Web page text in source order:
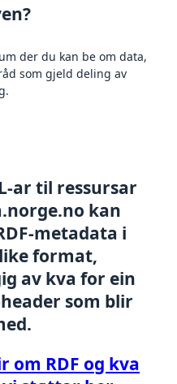
der du kan be om data,
som gjeld deling av
ar til ressursar
kan
metadata i
format,
av kva for ein
som blir
om RDF og kva